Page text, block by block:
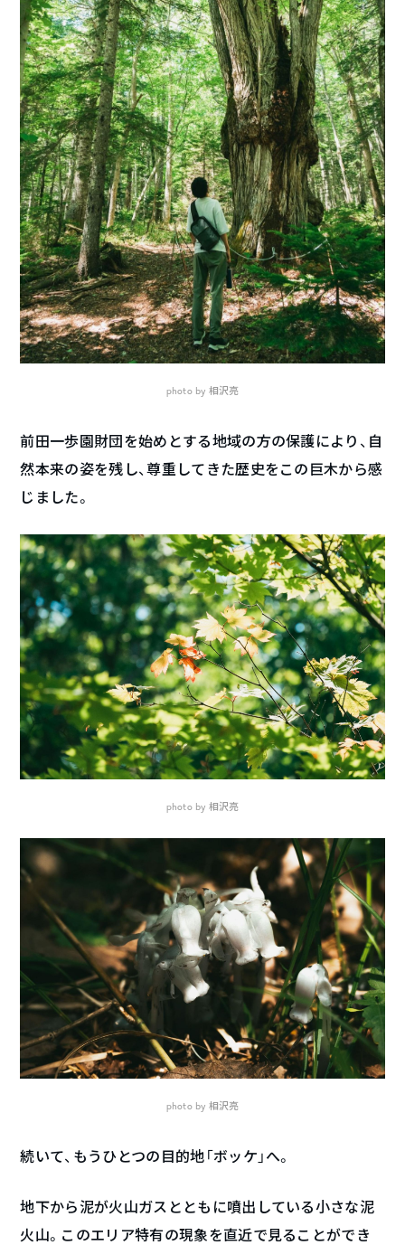
photo by 相沢亮
前田一歩園財団を始めとする地域の方の保護により、自
然本来の姿を残し、尊重してきた歴史をこの巨木から感
じました。
photo by 相沢亮
photo by 相沢亮
続いて、もうひとつの目的地「ボッケ」へ。
地下から泥が火山ガスとともに噴出している小さな泥
火山。このエリア特有の現象を直近で見ることができ